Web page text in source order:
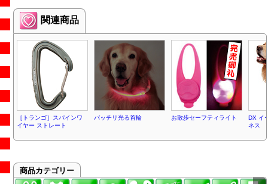
関連商品
［トランゴ］スパインワ
イヤー ストレート
バッチリ光る首輪 お散歩セーフティライト
DX イ
ネス
商品カテゴリー